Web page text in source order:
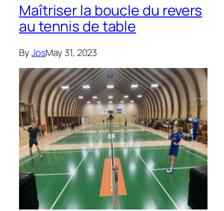
Maîtriser la boucle du revers
au tennis de table
ByJosMay 31, 2023